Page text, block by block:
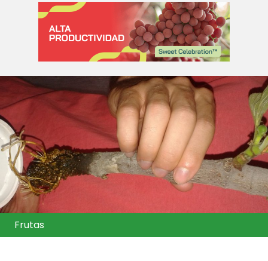
Frutas